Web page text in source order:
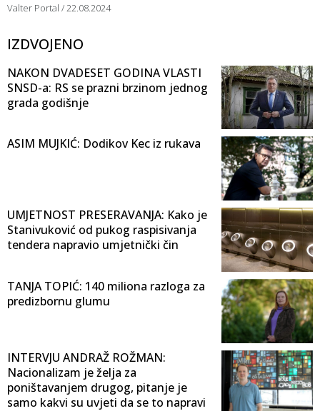
Valter Portal 22.08.2024
IZDVOJENO
NAKON DVADESET GODINA VLASTI
SNSD-a: RS se prazni brzinom jednog
grada godišnje
ASIM MUJKIĆ: Dodikov Kec iz rukava
UMJETNOST PRESERAVANJA: Kako je
Stanivuković od pukog raspisivanja
tendera napravio umjetnički čin
TANJA TOPIĆ: 140 miliona razloga za
predizbornu glumu
INTERVJU ANDRAŽ ROŽMAN:
Nacionalizam je želja za
poništavanjem drugog, pitanje je
samo kakvi su uvjeti da se to napravi